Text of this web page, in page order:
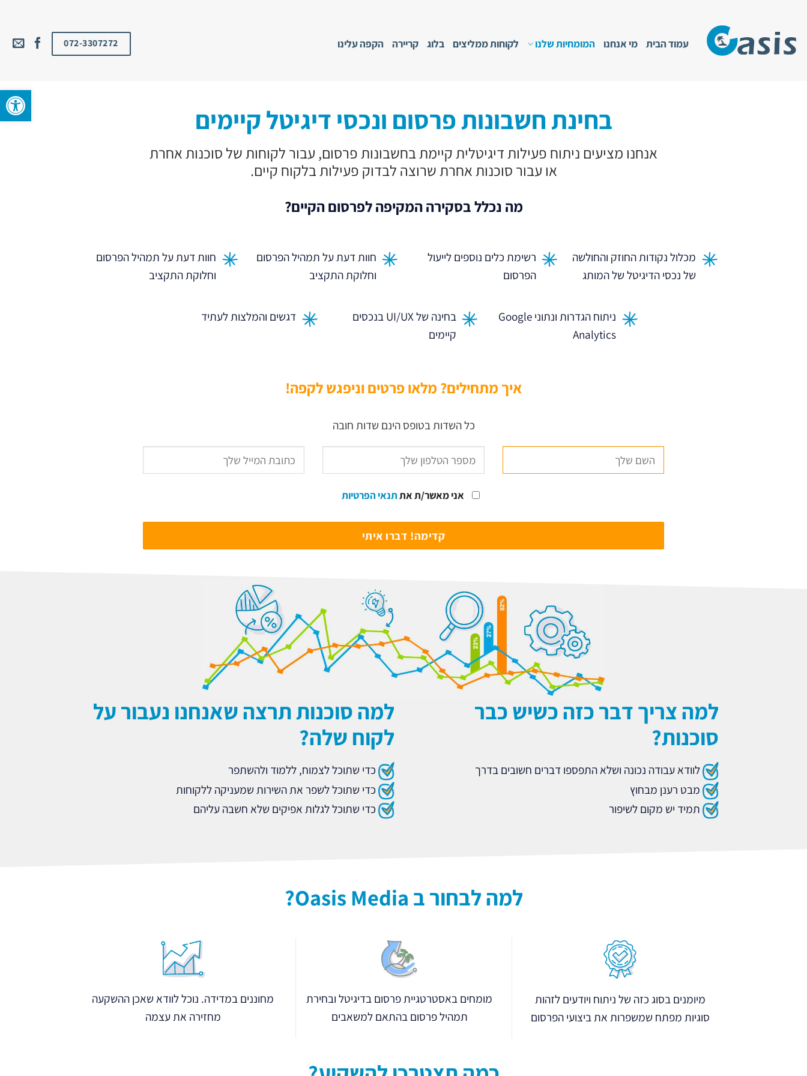
פתח
content
עמוד הבית מי אנחנו המומחיות שלנו לקוחות ממליצים בלוג קריירה הקפה עלינו 072-3307272
בחינת חשבונות פרסום ונכסי דיגיטל קיימים
אנחנו מציעים ניתוח פעילות דיגיטלית קיימת בחשבונות פרסום, עבור לקוחות של סוכנות אחרת
או עבור סוכנות אחרת שרוצה לבדוק פעילות בלקוח קיים.
מה נכלל בסקירה המקיפה לפרסום הקיים?
מכלול נקודות החוזק והחולשה
של נכסי הדיגיטל של המותג
רשימת כלים נוספים לייעול
הפרסום
חוות דעת על תמהיל הפרסום
וחלוקת התקציב
חוות דעת על תמהיל הפרסום
וחלוקת התקציב
ניתוח הגדרות ונתוני Google
Analytics
בחינה של UI/UX בנכסים
קיימים
דגשים והמלצות לעתיד
איך מתחילים? מלאו פרטים וניפגש לקפה!
כל השדות בטופס הינם שדות חובה
אני מאשר/ת אתתנאי הפרטיות
למה צריך דבר כזה כשיש כבר
סוכנות?
לוודא עבודה נכונה ושלא התפספו דברים חשובים בדרך
מבט רענן מבחוץ
תמיד יש מקום לשיפור
למה סוכנות תרצה שאנחנו נעבור על
לקוח שלה?
כדי שתוכל לצמוח, ללמוד ולהשתפר
כדי שתוכל לשפר את השירות שמעניקה ללקוחות
כדי שתוכל לגלות אפיקים שלא חשבה עליהם
למה לבחור ב Oasis Media?
מיומנים בסוג כזה של ניתוח ויודעים לזהות
סוגיות מפתח שמשפרות את ביצועי הפרסום
מומחים באסטרטגיית פרסום בדיגיטל ובחירת
תמהיל פרסום בהתאם למשאבים
מחוננים במדידה. נוכל לוודא שאכן ההשקעה
מחזירה את עצמה